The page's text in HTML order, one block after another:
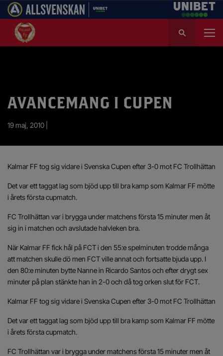
k
AVANCEMANG I CUPEN
19 maj, 2010 |
Kalmar FF tog sig vidare i Svenska Cupen efter 3-0 mot FC Trollhättan
Det var ett taggat lag som bjöd upp till bra kamp som Kalmar FF mötte
i årets första cupmatch.
FC Trollhättan var i brygga under matchens första 15 minuter men åt
sig in i matchen och avslutade halvleken bra.
När Kalmar FF fick hål på FCT i den 55:e spelminuten trodde många
att matchen skulle dö men FCT ville annat och fortsatte bjuda upp. I
den 80:e minuten bytte Nanne in Ricardo Santos och efter drygt sex
minuter på plan stänkte han in 2-0 och då tog orken slut för FCT.
Kalmar FF tog sig vidare i Svenska Cupen efter 3-0 mot FC Trollhättan
Det var ett taggat lag som bjöd upp till bra kamp som Kalmar FF mötte
i årets första cupmatch.
FC Trollhättan var i brygga under matchens första 15 minuter men åt